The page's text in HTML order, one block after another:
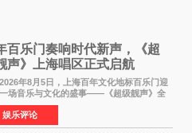
百乐门奏响时代新声，《超
声》上海唱区正式启航
年8月5日，上海百年文化地标百乐门迎
场音乐与文化的盛事——《超级靓声》全
音乐公益节目上海唱区新闻发布会暨启动
在此隆重举行。各界领导、嘉宾与媒体朋友
堂，共同
娱乐评论